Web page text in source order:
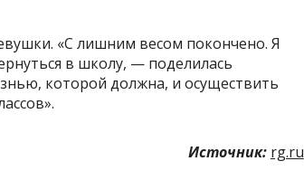
«С лишним весом покончено. Я
в школу, — поделилась
которой должна, и осуществить
Источник: rg.ru